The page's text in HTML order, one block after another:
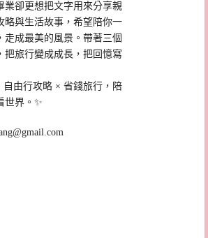
業卻更想把文字用來分享親
略與生活故事，希望陪你一
走成最美的風景。帶著三個
把旅行變成成長，把回憶寫
自由行攻略 × 省錢旅行，陪
世界。✨